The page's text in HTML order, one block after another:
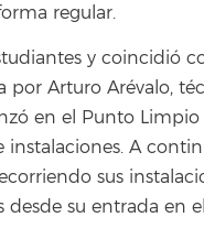
regular.
y coincidió
por Arturo Arévalo,
en el Punto
A
sus
desde su entrada en